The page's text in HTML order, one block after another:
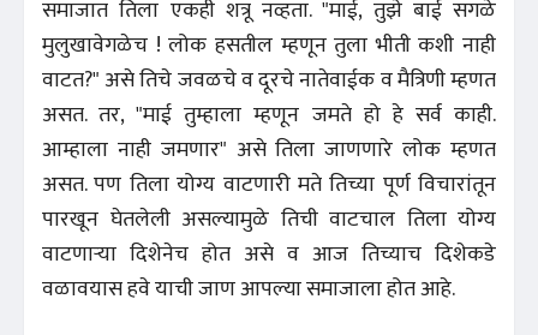
समाजात तिला एकही शत्रू नव्हता. "माई, तुझे बाई सगळे
मुलुखावेगळेच ! लोक हसतील म्हणून तुला भीती कशी नाही
वाटत?" असे तिचे जवळचे व दूरचे नातेवाईक व मैत्रिणी म्हणत
असत. तर, "माई तुम्हाला म्हणून जमते हो हे सर्व काही.
आम्हाला नाही जमणार" असे तिला जाणणारे लोक म्हणत
असत. पण तिला योग्य वाटणारी मते तिच्या पूर्ण विचारांतून
पारखून घेतलेली असल्यामुळे तिची वाटचाल तिला योग्य
वाटणाऱ्या दिशेनेच होत असे व आज तिच्याच दिशेकडे
वळावयास हवे याची जाण आपल्या समाजाला होत आहे.